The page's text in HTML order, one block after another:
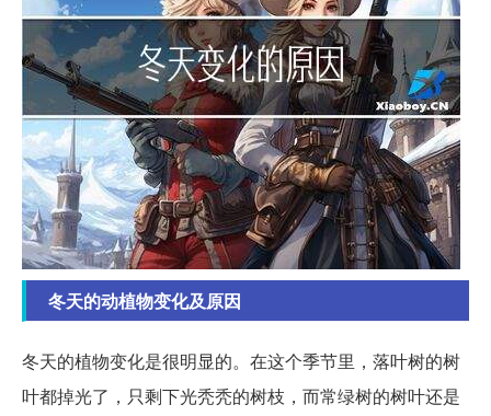
冬天的动植物变化及原因
冬天的植物变化是很明显的。在这个季节里，落叶树的树
叶都掉光了，只剩下光秃秃的树枝，而常绿树的树叶还是